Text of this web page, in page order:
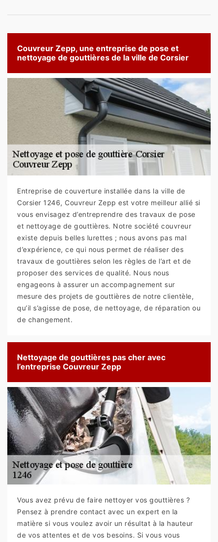
Couvreur Zepp, une entreprise de pose et
nettoyage de gouttières de la ville de Corsier
Entreprise de couverture installée dans la ville de
Corsier 1246, Couvreur Zepp est votre meilleur allié si
vous envisagez d’entreprendre des travaux de pose
et nettoyage de gouttières. Notre société couvreur
existe depuis belles lurettes ; nous avons pas mal
d’expérience, ce qui nous permet de réaliser des
travaux de gouttières selon les règles de l’art et de
proposer des services de qualité. Nous nous
engageons à assurer un accompagnement sur
mesure des projets de gouttières de notre clientèle,
qu’il s’agisse de pose, de nettoyage, de réparation ou
de changement.
Nettoyage de gouttières pas cher avec
l’entreprise Couvreur Zepp
Vous avez prévu de faire nettoyer vos gouttières ?
Pensez à prendre contact avec un expert en la
matière si vous voulez avoir un résultat à la hauteur
de vos attentes et de vos besoins. Si vous vous